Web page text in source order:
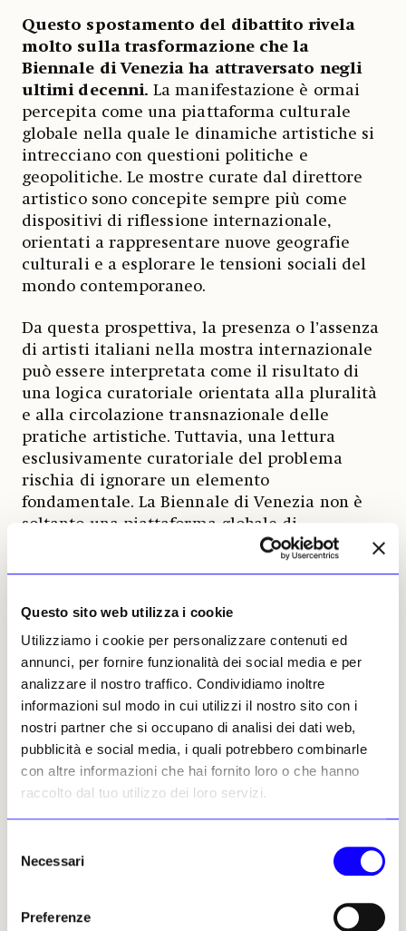
Questo sito web utilizza i cookie
Utilizziamo i cookie per personalizzare contenuti ed
annunci, per fornire funzionalità dei social media e per
analizzare il nostro traffico. Condividiamo inoltre
informazioni sul modo in cui utilizzi il nostro sito con i
nostri partner che si occupano di analisi dei dati web,
pubblicità e social media, i quali potrebbero combinarle
con altre informazioni che hai fornito loro o che hanno
raccolto dal tuo utilizzo dei loro servizi.
delNecessari
Preferenze
Questo spostamento del dibattito rivela
molto sulla trasformazione che la
Biennale di Venezia ha attraversato negli
ultimi decenni.La manifestazione è ormai
percepita come una piattaforma culturale
globale nella quale le dinamiche artistiche si
intrecciano con questioni politiche e
geopolitiche. Le mostre curate dal direttore
artistico sono concepite sempre più come
dispositivi di riflessione internazionale,
orientati a rappresentare nuove geografie
culturali e a esplorare le tensioni sociali del
mondo contemporaneo.
Da questa prospettiva, la presenza o l’assenza
di artisti italiani nella mostra internazionale
può essere interpretata come il risultato di
una logica curatoriale orientata alla pluralità
e alla circolazione transnazionale delle
pratiche artistiche. Tuttavia, una lettura
esclusivamente curatoriale del problema
rischia di ignorare un elemento
fondamentale. La Biennale di Venezia non è
soltanto una piattaforma globale di
discussione culturale: è anche un’istituzione
dei principali strumenti attraverso cui l’Italia
partecipa alla costruzione delle dinamiche
culturali internazionali.
Il confronto con altri contesti internazionali
rende questa dimensione ancora più evidente.
Manifestazioni come la Biennale di São
Paulo, la Gwangju Biennale in Corea del
Sud o la Sharjah Biennial negli Emirati
artistiche nazionali.
Pur mantenendo una
piattaforme espositive hanno contribuito a